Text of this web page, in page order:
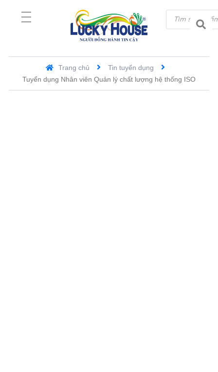
Trang chủ
Tin tuyển dụng
Tuyển dụng Nhân viên Quản lý chất lượng hệ thống ISO